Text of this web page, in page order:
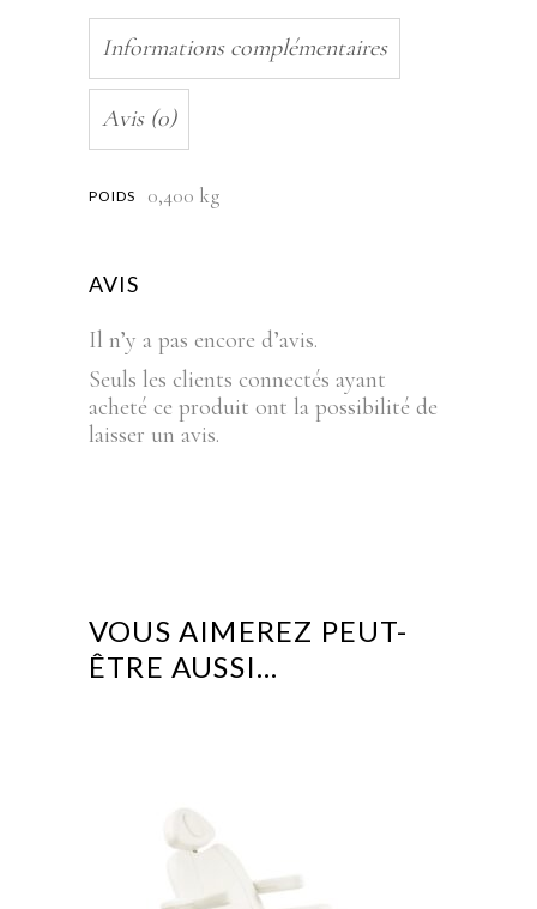
Informations complémentaires
Avis (0)
POIDS 0,400 kg
AVIS
Il n’y a pas encore d’avis.
Seuls les clients connectés ayant
acheté ce produit ont la possibilité de
laisser un avis.
VOUS AIMEREZ PEUT-
ÊTRE AUSSI…
This